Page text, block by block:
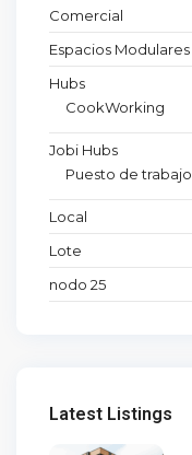
Comercial
Espacios Modulares
Hubs
CookWorking
Jobi Hubs
Puesto de trabajo
Local
Lote
nodo 25
Latest Listings